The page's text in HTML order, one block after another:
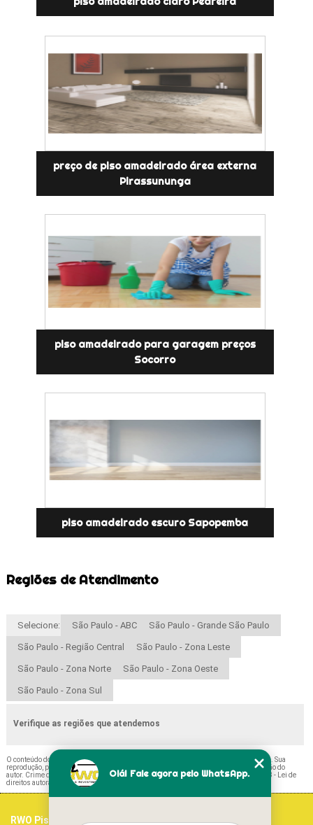
preço de piso amadeirado área externa
Pirassununga
piso amadeirado para garagem preços
Socorro
piso amadeirado escuro Sapopemba
Regiões de Atendimento
Selecione: São Paulo - ABC São Paulo - Grande São Paulo
São Paulo - Região Central São Paulo - Zona Leste
São Paulo - Zona Norte São Paulo - Zona Oeste
São Paulo - Zona Sul
Verifique as regiões que atendemos
O conteúdo do texto " Piso Amadeirado para Chão Perdizes
" é de direito reservado. Sua
reprodução, parcial ou total, mesmo citando nossos links, é proibida sem a autorização do
autor. Crime de violação de direito autoral – artigo 184 do Código Penal –Lei 9610/98 - Lei de
direitos autorais
RWO Pisos Vinílicos Home
Olá! Fale agora pelo WhatsApp.